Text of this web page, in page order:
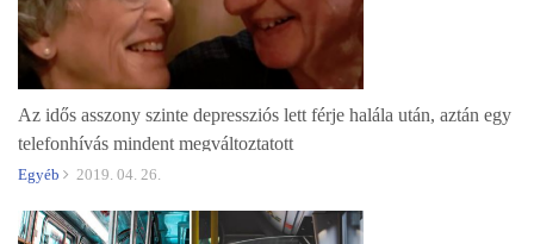
Az idős asszony szinte depressziós lett férje halála után, aztán egy
telefonhívás mindent megváltoztatott
Egyéb 2019. 04. 26.